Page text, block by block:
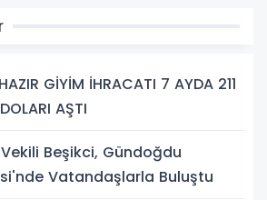
GİYİM İHRACATI 7 AYDA 211
AŞTI
Beşikci, Gündoğdu
Vatandaşlarla Buluştu